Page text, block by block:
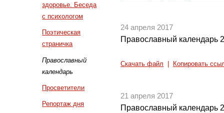
здоровье. Беседа
с психологом
Поэтическая
страничка
Православный
календарь
Просветители
Репортаж дня
24 апреля 2017
Православный календарь
Скачать файл Копировать
21 апреля 2017
Православный календарь